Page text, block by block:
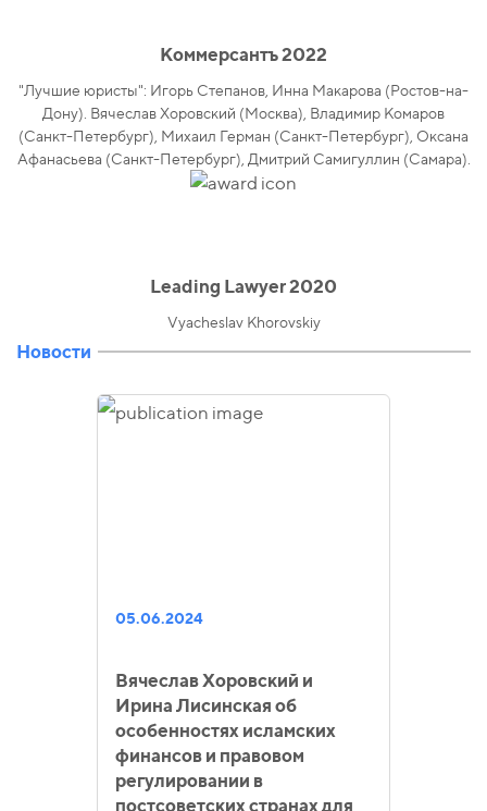
Коммерсантъ 2022
"Лучшие юристы": Игорь Степанов, Инна Макарова (Ростов-на-
Дону). Вячеслав Хоровский (Москва), Владимир Комаров
(Санкт-Петербург), Михаил Герман (Санкт-Петербург), Оксана
Афанасьева (Санкт-Петербург), Дмитрий Самигуллин (Самара).
Leading Lawyer 2020
Vyacheslav Khorovskiy
Новости
05.06.2024
Вячеслав Хоровский и
Ирина Лисинская об
особенностях исламских
финансов и правовом
регулировании в
постсоветских странах для